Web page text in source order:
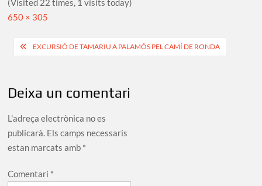
Full
650 × 305
Navegació
EXCURSIÓ DE TAMARIU A PALAMÓS PEL CAMÍ DE RONDA
Deixa un comentari
L'adreça electrònica no es
publicarà. Els camps necessaris
estan marcats amb *
Comentari *